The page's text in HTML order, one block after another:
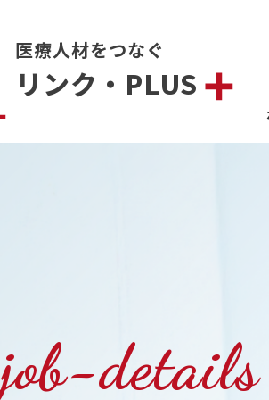
医療人材をつなぐ
リンク・PLUS
job-details